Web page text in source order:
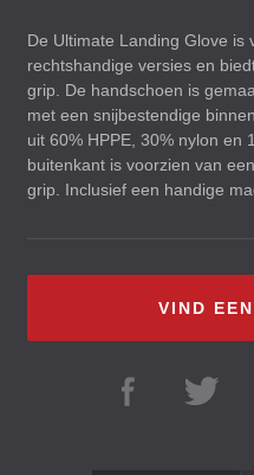
De Ultimate Landing Glove is
rechtshandige versies en
grip. De handschoen is
met een snijbestendige
uit 60% HPPE , 30% nylon en
buitenkant is voorzien van
grip. Inclusief een handige
VIND